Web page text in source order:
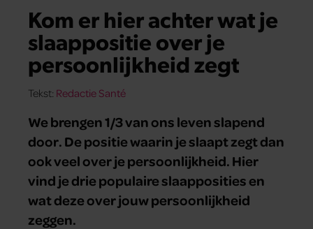
Kom er hier achter wat je
slaappositie over je
persoonlijkheid zegt
Tekst: Redactie Santé
We brengen 1/3 van ons leven slapend
door. De positie waarin je slaapt zegt dan
ook veel over je persoonlijkheid. Hier
vind je drie populaire slaapposities en
wat deze over jouw persoonlijkheid
zeggen.